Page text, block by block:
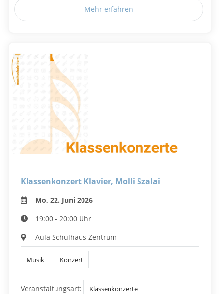
Mehr erfahren
Klassenkonzert Klavier, Molli Szalai
Mo, 22. Juni 2026
19:00 - 20:00 Uhr
Aula Schulhaus Zentrum
Musik Konzert
Veranstaltungsart: Klassenkonzerte